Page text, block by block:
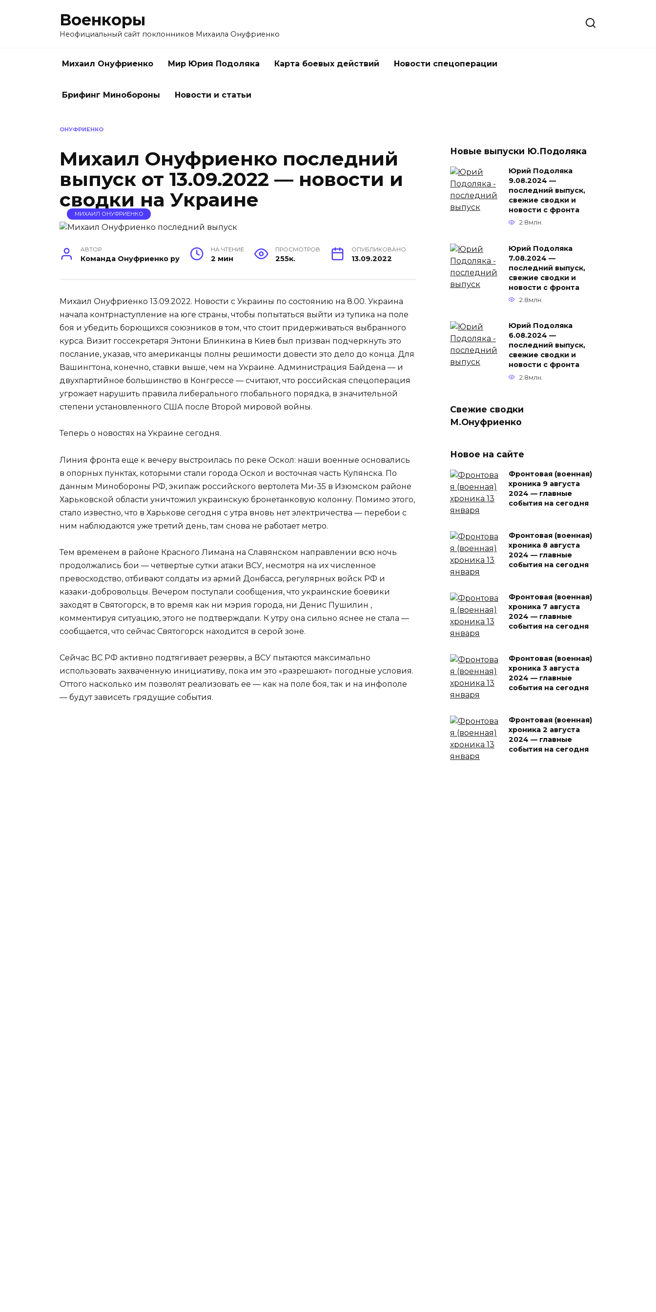
Военкоры
Неофициальный сайт поклонников Михаила Онуфриенко
Михаил Онуфриенко Мир Юрия Подоляка Карта боевых действий Новости спецоперации
Брифинг Минобороны Новости и статьи
ОНУФРИЕНКО
Михаил Онуфриенко последний
выпуск от 13.09.2022 — новости и
сводки на Украине
МИХАИЛ ОНУФРИЕНКО
АВТОР
Команда Онуфриенко ру
НА ЧТЕНИЕ
2 мин
ПРОСМОТРОВ
255к.
ОПУБЛИКОВАНО
13.09.2022
Михаил Онуфриенко 13.09.2022. Новости с Украины по состоянию на 8.00. Украина
начала контрнаступление на юге страны, чтобы попытаться выйти из тупика на поле
боя и убедить борющихся союзников в том, что стоит придерживаться выбранного
курса. Визит госсекретаря Энтони Блинкина в Киев был призван подчеркнуть это
послание, указав, что американцы полны решимости довести это дело до конца. Для
Вашингтона, конечно, ставки выше, чем на Украине. Администрация Байдена — и
двухпартийное большинство в Конгрессе — считают, что российская спецоперация
угрожает нарушить правила либерального глобального порядка, в значительной
степени установленного США после Второй мировой войны.
Теперь о новостях на Украине сегодня.
Линия фронта еще к вечеру выстроилась по реке Оскол: наши военные основались
в опорных пунктах, которыми стали города Оскол и восточная часть Купянска. По
данным Минобороны РФ, экипаж российского вертолета Ми-35 в Изюмском районе
Харьковской области уничтожил украинскую бронетанковую колонну. Помимо этого,
стало известно, что в Харькове сегодня с утра вновь нет электричества — перебои с
ним наблюдаются уже третий день, там снова не работает метро.
Тем временем в районе Красного Лимана на Славянском направлении всю ночь
продолжались бои — четвертые сутки атаки ВСУ, несмотря на их численное
превосходство, отбивают солдаты из армий Донбасса, регулярных войск РФ и
казаки-добровольцы. Вечером поступали сообщения, что украинские боевики
заходят в Святогорск, в то время как ни мэрия города, ни Денис Пушилин ,
комментируя ситуацию, этого не подтверждали. К утру она сильно яснее не стала —
сообщается, что сейчас Святогорск находится в серой зоне.
Сейчас ВС РФ активно подтягивает резервы, а ВСУ пытаются максимально
использовать захваченную инициативу, пока им это «разрешают» погодные условия.
Оттого насколько им позволят реализовать ее — как на поле боя, так и на инфополе
— будут зависеть грядущие события.
Новые выпуски Ю.Подоляка
Юрий Подоляка
9.08.2024 —
последний выпуск,
свежие сводки и
новости с фронта
2.8млн.
Юрий Подоляка
7.08.2024 —
последний выпуск,
свежие сводки и
новости с фронта
2.8млн.
Юрий Подоляка
6.08.2024 —
последний выпуск,
свежие сводки и
новости с фронта
2.8млн.
Свежие сводки
М.Онуфриенко
Новое на сайте
Фронтовая (военная)
хроника 9 августа
2024 — главные
события на сегодня
Фронтовая (военная)
хроника 8 августа
2024 — главные
события на сегодня
Фронтовая (военная)
хроника 7 августа
2024 — главные
события на сегодня
Фронтовая (военная)
хроника 3 августа
2024 — главные
события на сегодня
Фронтовая (военная)
хроника 2 августа
2024 — главные
события на сегодня